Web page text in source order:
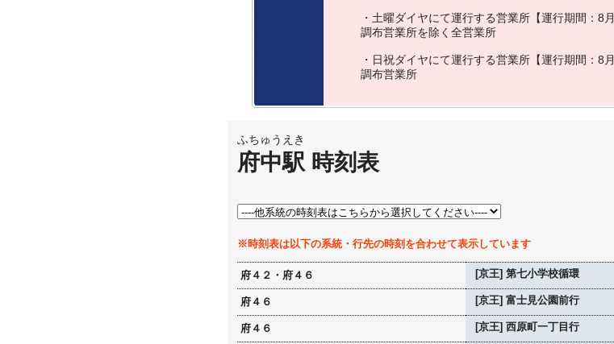
・ 土曜ダイヤにて運行する営業所 【運行期間 ： 8 月
調布営業所を除 く 全営業所
・ 日祝ダイヤにて運行する営業所 【運行期間 ： 8 月
調布営業所
ふちゅうえき
府中駅 時刻表
※時刻表は以下の系統・行先の時刻を合わせて表示しています
府４２・府４６ [京王] 第七小学校循環
府４６ [京王] 富士見公園前行
府４６ [京王] 西原町一丁目行